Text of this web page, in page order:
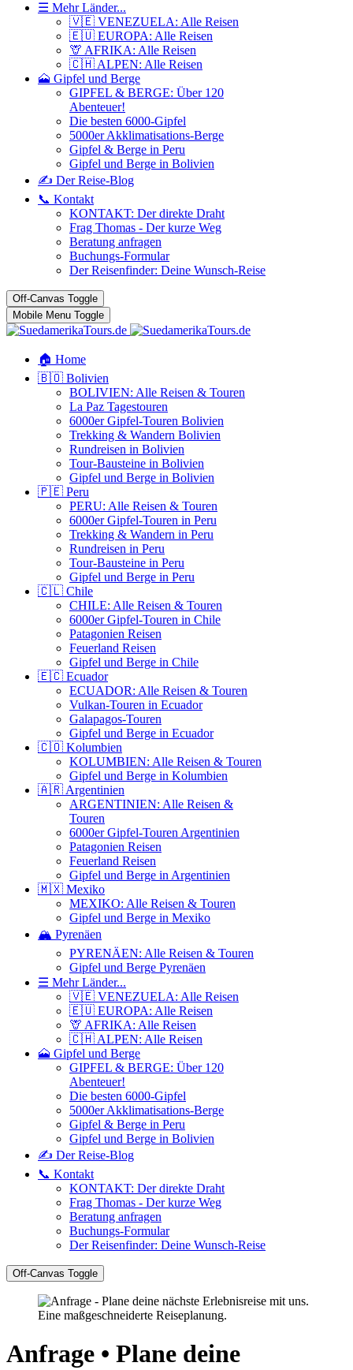
☰ Mehr Länder...
🇻🇪 VENEZUELA: Alle Reisen
🇪🇺 EUROPA: Alle Reisen
🦒 AFRIKA: Alle Reisen
🇨🇭 ALPEN: Alle Reisen
🗻 Gipfel und Berge
GIPFEL & BERGE: Über 120
Abenteuer!
Die besten 6000-Gipfel
5000er Akklimatisations-Berge
Gipfel & Berge in Peru
Gipfel und Berge in Bolivien
✍️ Der Reise-Blog
📞 Kontakt
KONTAKT: Der direkte Draht
Frag Thomas - Der kurze Weg
Beratung anfragen
Buchungs-Formular
Der Reisenfinder: Deine Wunsch-Reise
Off-Canvas Toggle
Mobile Menu Toggle
🏠 Home
🇧🇴 Bolivien
BOLIVIEN: Alle Reisen & Touren
La Paz Tagestouren
6000er Gipfel-Touren Bolivien
Trekking & Wandern Bolivien
Rundreisen in Bolivien
Tour-Bausteine in Bolivien
Gipfel und Berge in Bolivien
🇵🇪 Peru
PERU: Alle Reisen & Touren
6000er Gipfel-Touren in Peru
Trekking & Wandern in Peru
Rundreisen in Peru
Tour-Bausteine in Peru
Gipfel und Berge in Peru
🇨🇱 Chile
CHILE: Alle Reisen & Touren
6000er Gipfel-Touren in Chile
Patagonien Reisen
Feuerland Reisen
Gipfel und Berge in Chile
🇪🇨 Ecuador
ECUADOR: Alle Reisen & Touren
Vulkan-Touren in Ecuador
Galapagos-Touren
Gipfel und Berge in Ecuador
🇨🇴 Kolumbien
KOLUMBIEN: Alle Reisen & Touren
Gipfel und Berge in Kolumbien
🇦🇷 Argentinien
ARGENTINIEN: Alle Reisen &
Touren
6000er Gipfel-Touren Argentinien
Patagonien Reisen
Feuerland Reisen
Gipfel und Berge in Argentinien
🇲🇽 Mexiko
MEXIKO: Alle Reisen & Touren
Gipfel und Berge in Mexiko
🏔️ Pyrenäen
PYRENÄEN: Alle Reisen & Touren
Gipfel und Berge Pyrenäen
☰ Mehr Länder...
🇻🇪 VENEZUELA: Alle Reisen
🇪🇺 EUROPA: Alle Reisen
🦒 AFRIKA: Alle Reisen
🇨🇭 ALPEN: Alle Reisen
🗻 Gipfel und Berge
GIPFEL & BERGE: Über 120
Abenteuer!
Die besten 6000-Gipfel
5000er Akklimatisations-Berge
Gipfel & Berge in Peru
Gipfel und Berge in Bolivien
✍️ Der Reise-Blog
📞 Kontakt
KONTAKT: Der direkte Draht
Frag Thomas - Der kurze Weg
Beratung anfragen
Buchungs-Formular
Der Reisenfinder: Deine Wunsch-Reise
Off-Canvas Toggle
Anfrage • Plane deine